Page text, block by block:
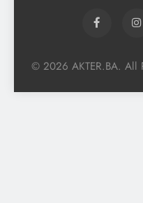
© 2026 AKTER.BA. All